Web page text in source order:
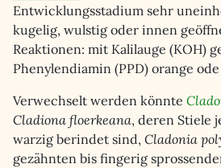
Entwicklungsstadium sehr
kugelig, wulstig oder innen
Reaktionen: mit Kalilauge (KOH)
Phenylendiamin (PPD) orange
Verwechselt werden könnte
Cladiona floerkeana, deren Stiele
warzig berindet sind, Cladonia
gezähnten bis fingerig